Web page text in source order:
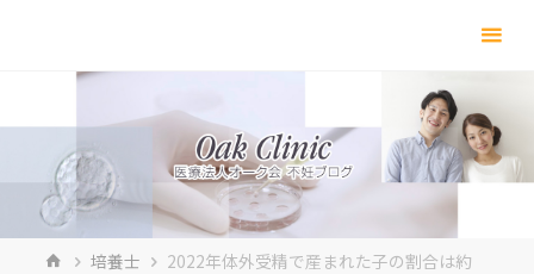
キ
ホ 培養士
2022年体外受精で産まれた子の割合は約